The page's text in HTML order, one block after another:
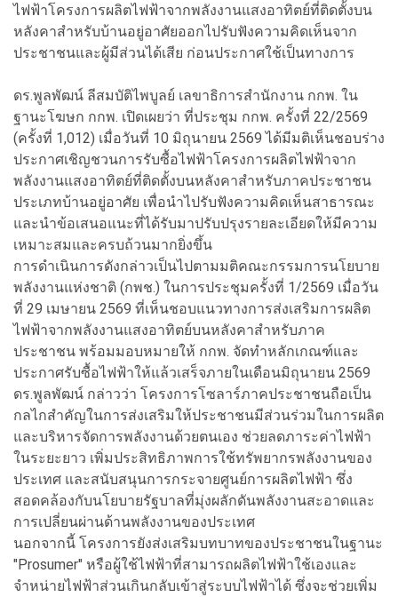
ไฟฟ้าโครงการผลิตไฟฟ้าจากพลังงานแสงอาทิตย์ที่ติดตั้งบน
หลังคาสำหรับบ้านอยู่อาศัยออกไปรับฟังความคิดเห็นจาก
ประชาชนและผู้มีส่วนได้เสีย ก่อนประกาศใช้เป็นทางการ
ดร.พูลพัฒน์ ลีสมบัติไพบูลย์ เลขาธิการสำนักงาน กกพ. ใน
ฐานะโฆษก กกพ. เปิดเผยว่า ที่ประชุม กกพ. ครั้งที่ 22/2569
(ครั้งที่ 1,012) เมื่อวันที่ 10 มิถุนายน 2569 ได้มีมติเห็นชอบร่าง
ประกาศเชิญชวนการรับซื้อไฟฟ้าโครงการผลิตไฟฟ้าจาก
พลังงานแสงอาทิตย์ที่ติดตั้งบนหลังคาสำหรับภาคประชาชน
ประเภทบ้านอยู่อาศัย เพื่อนำไปรับฟังความคิดเห็นสาธารณะ
และนำข้อเสนอแนะที่ได้รับมาปรับปรุงรายละเอียดให้มีความ
เหมาะสมและครบถ้วนมากยิ่งขึ้น
การดำเนินการดังกล่าวเป็นไปตามมติคณะกรรมการนโยบาย
พลังงานแห่งชาติ (กพช.) ในการประชุมครั้งที่ 1/2569 เมื่อวัน
ที่ 29 เมษายน 2569 ที่เห็นชอบแนวทางการส่งเสริมการผลิต
ไฟฟ้าจากพลังงานแสงอาทิตย์บนหลังคาสำหรับภาค
ประชาชน พร้อมมอบหมายให้ กกพ. จัดทำหลักเกณฑ์และ
ประกาศรับซื้อไฟฟ้าให้แล้วเสร็จภายในเดือนมิถุนายน 2569
ดร.พูลพัฒน์ กล่าวว่า โครงการโซลาร์ภาคประชาชนถือเป็น
กลไกสำคัญในการส่งเสริมให้ประชาชนมีส่วนร่วมในการผลิต
และบริหารจัดการพลังงานด้วยตนเอง ช่วยลดภาระค่าไฟฟ้า
ในระยะยาว เพิ่มประสิทธิภาพการใช้ทรัพยากรพลังงานของ
ประเทศ และสนับสนุนการกระจายศูนย์การผลิตไฟฟ้า ซึ่ง
สอดคล้องกับนโยบายรัฐบาลที่มุ่งผลักดันพลังงานสะอาดและ
การเปลี่ยนผ่านด้านพลังงานของประเทศ
นอกจากนี้ โครงการยังส่งเสริมบทบาทของประชาชนในฐานะ
"Prosumer" หรือผู้ใช้ไฟฟ้าที่สามารถผลิตไฟฟ้าใช้เองและ
จำหน่ายไฟฟ้าส่วนเกินกลับเข้าสู่ระบบไฟฟ้าได้ ซึ่งจะช่วยเพิ่ม